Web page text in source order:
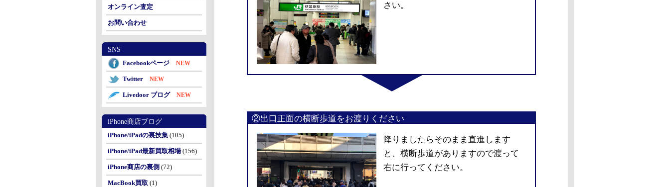
さい。
②出口正面の横断歩道をお渡りください
降りましたらそのまま直進します
と、横断歩道がありますので渡って
右に行ってください。
オンライン査定
お問い合わせ
SNS
Facebookページ NEW
Twitter NEW
Livedoor ブログ NEW
iPhone商店ブログ
iPhone/iPadの裏技集 (105)
iPhone/iPad最新買取相場(156)
iPhone商店の裏側 (72)
MacBook買取 (1)